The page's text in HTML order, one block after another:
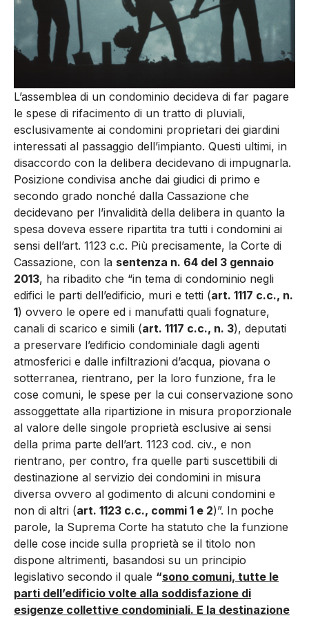
L’assemblea di un condominio decideva di far pagare
le spese di rifacimento di un tratto di pluviali,
esclusivamente ai condomini proprietari dei giardini
interessati al passaggio dell’impianto. Questi ultimi, in
disaccordo con la delibera decidevano di impugnarla.
Posizione condivisa anche dai giudici di primo e
secondo grado nonché dalla Cassazione che
decidevano per l’invalidità della delibera in quanto la
spesa doveva essere ripartita tra tutti i condomini ai
sensi dell’art. 1123 c.c. Più precisamente, la Corte di
Cassazione, con la sentenza n. 64 del 3 gennaio
2013, ha ribadito che “in tema di condominio negli
edifici le parti dell’edificio, muri e tetti (art. 1117 c.c., n.
1) ovvero le opere ed i manufatti quali fognature,
canali di scarico e simili (art. 1117 c.c., n. 3), deputati
a preservare l’edificio condominiale dagli agenti
atmosferici e dalle infiltrazioni d’acqua, piovana o
sotterranea, rientrano, per la loro funzione, fra le
cose comuni, le spese per la cui conservazione sono
assoggettate alla ripartizione in misura proporzionale
al valore delle singole proprietà esclusive ai sensi
della prima parte dell’art. 1123 cod. civ., e non
rientrano, per contro, fra quelle parti suscettibili di
destinazione al servizio dei condomini in misura
diversa ovvero al godimento di alcuni condomini e
non di altri (art. 1123 c.c., commi 1 e 2)”. In poche
parole, la Suprema Corte ha statuto che la funzione
delle cose incide sulla proprietà se il titolo non
dispone altrimenti, basandosi su un principio
legislativo secondo il quale “sono comuni, tutte le
parti dell’edificio volte alla soddisfazione di
esigenze collettive condominiali. E la destinazione